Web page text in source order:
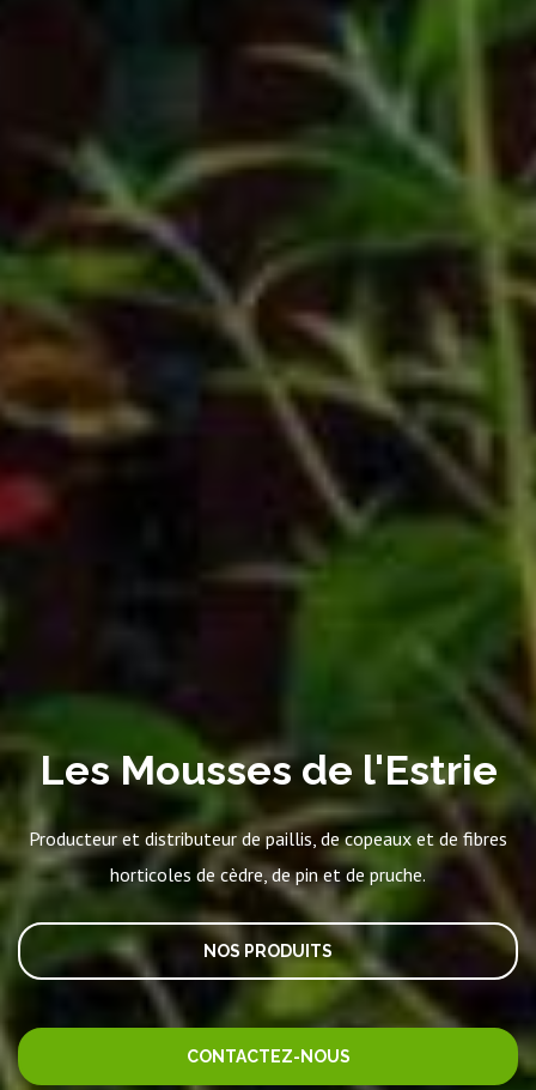
Les Mousses de l'Estrie
Producteur et distributeur de paillis, de copeaux et de fibres
horticoles de cèdre, de pin et de pruche.
NOS PRODUITS
CONTACTEZ-NOUS